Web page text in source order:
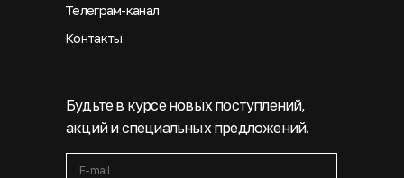
Будьте в курсе новых поступлений,
акций и специальных предложений.
Телеграм-канал
Контакты